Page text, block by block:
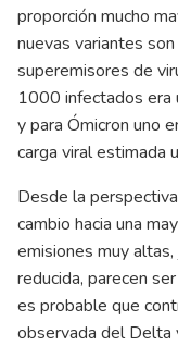
proporción mucho
nuevas variantes
superemisores de
1000 infectados era
y para Ómicron uno
carga viral estimada
Desde la
cambio hacia una
emisiones muy
reducida, parecen
es probable que
observada del Delta